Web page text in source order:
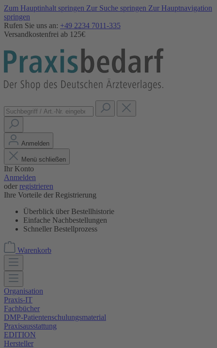
Zum Hauptinhalt springen Zur Suche springen Zur Hauptnavigation
springen
Rufen Sie uns an: +49 2234 7011-335
Versandkostenfrei ab 125€
Anmelden
Menü schließen
Ihr Konto
Anmelden
oder registrieren
Ihre Vorteile der Registrierung
Überblick über Bestellhistorie
Einfache Nachbestellungen
Schneller Bestellprozess
Warenkorb
Organisation
Praxis-IT
Fachbücher
DMP-Patientenschulungsmaterial
Praxisausstattung
EDITION
Hersteller